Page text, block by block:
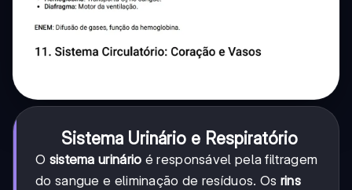
Sistema Urinário e Respiratório
O sistema urinário é responsável pela filtragem
do sangue e eliminação de resíduos. Os rins